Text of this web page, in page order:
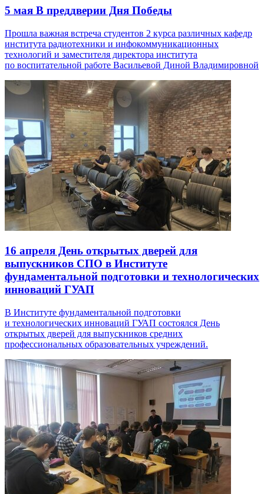
5 мая В преддверии Дня Победы
Прошла важная встреча студентов 2 курса различных кафедр
института радиотехники и инфокоммуникационных
технологий и заместителя директора института
по воспитательной работе Васильевой Диной Владимировной
16 апреля День открытых дверей для
выпускников СПО в Институте
фундаментальной подготовки и технологических
инноваций ГУАП
В Институте фундаментальной подготовки
и технологических инноваций ГУАП состоялся День
открытых дверей для выпускников средних
профессиональных образовательных учреждений.